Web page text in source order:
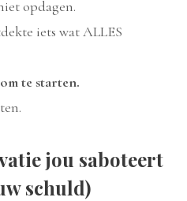
opdagen.
iets wat ALLES
te starten.
jou saboteert
schuld)